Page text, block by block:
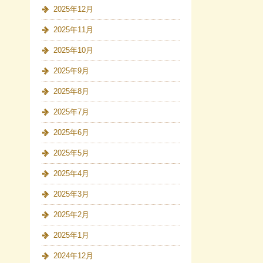
2025年12月
2025年11月
2025年10月
2025年9月
2025年8月
2025年7月
2025年6月
2025年5月
2025年4月
2025年3月
2025年2月
2025年1月
2024年12月